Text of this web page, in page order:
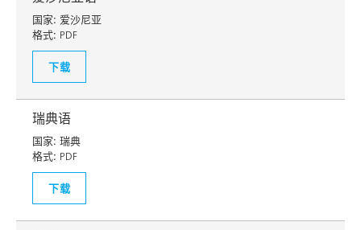
国家: 爱沙尼亚
格式: PDF
下载
瑞典语
国家: 瑞典
格式: PDF
下载